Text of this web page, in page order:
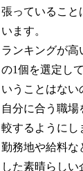
張っていること
います。
ランキングが高
の1個を選定し
いうことはない
自分に合う職
較するようにし
勤務地や給料な
した素晴らしい